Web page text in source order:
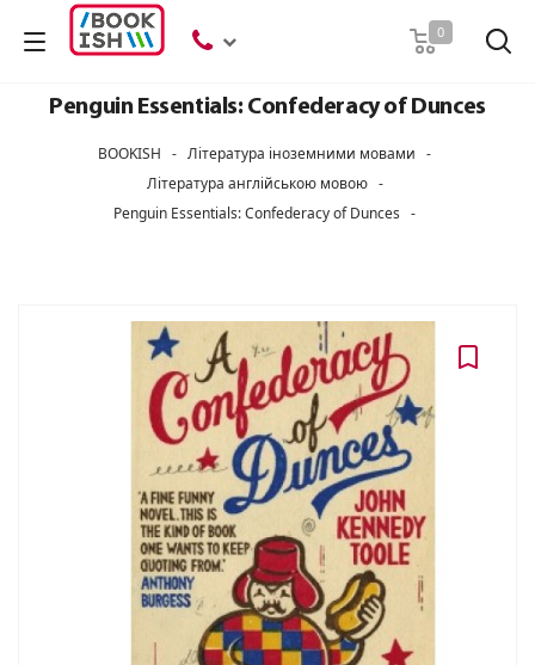
0
Penguin Essentials: Confederacy of Dunces
BOOKISH - Література іноземними мовами -
Література англійською мовою -
Penguin Essentials: Confederacy of Dunces -